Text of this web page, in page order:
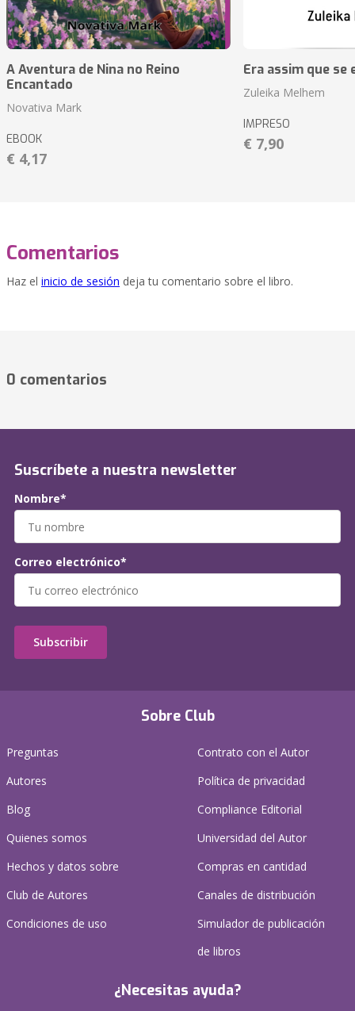
A Aventura de Nina no Reino
Encantado
Novativa Mark
EBOOK
€ 4,17
Era assim que se
Zuleika Melhem
IMPRESO
€ 7,90
Comentarios
Haz el inicio de sesión deja tu comentario sobre el libro.
0 comentarios
Sobre Club
Preguntas
Autores
Blog
Quienes somos
Hechos y datos sobre
Club de Autores
Condiciones de uso
Contrato con el Autor
Política de privacidad
Compliance Editorial
Universidad del Autor
Compras en cantidad
Canales de distribución
Simulador de publicación
de libros
¿Necesitas ayuda?
Suscríbete a nuestra newsletter
Nombre*
Correo electrónico*
Subscribir